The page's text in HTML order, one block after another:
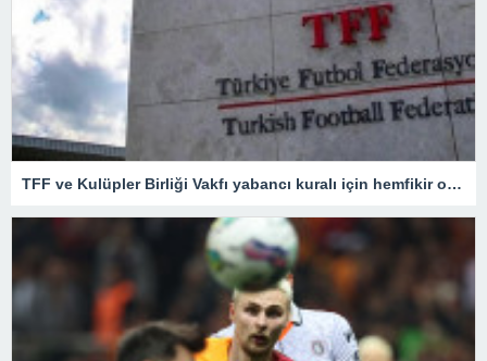
TFF ve Kulüpler Birliği Vakfı yabancı kuralı için hemfikir oldu! Kritik toplantıdan önemli kararlar çıktı